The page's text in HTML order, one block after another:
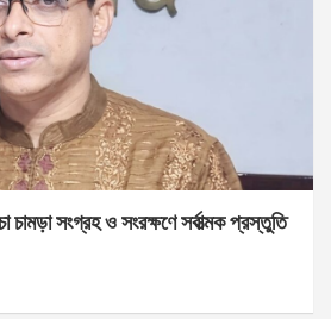
সংগ্রহ ও সংরক্ষণে সর্বাত্মক প্রস্তুতি